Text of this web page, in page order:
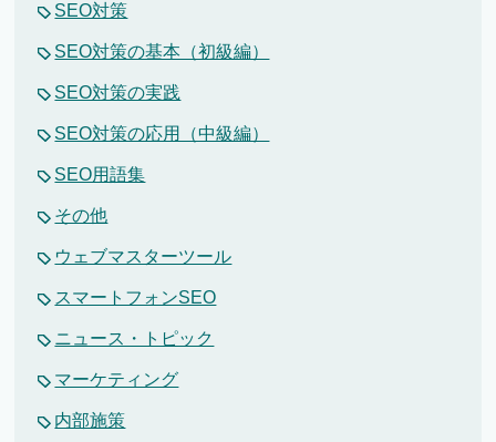
SEO対策
SEO対策の基本（初級編）
SEO対策の実践
SEO対策の応用（中級編）
SEO用語集
その他
ウェブマスターツール
スマートフォンSEO
ニュース・トピック
マーケティング
内部施策